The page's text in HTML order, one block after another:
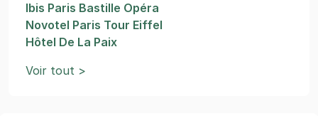
Ibis Paris Bastille Opéra
Novotel Paris Tour Eiffel
Hôtel De La Paix
Voir tout >